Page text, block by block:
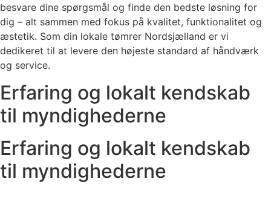
besvare dine spørgsmål og finde den bedste løsning for
dig – alt sammen med fokus på kvalitet, funktionalitet og
æstetik. Som din lokale tømrer Nordsjælland er vi
dedikeret til at levere den højeste standard af håndværk
og service.
Erfaring og lokalt kendskab
til myndighederne
Erfaring og lokalt kendskab
til myndighederne